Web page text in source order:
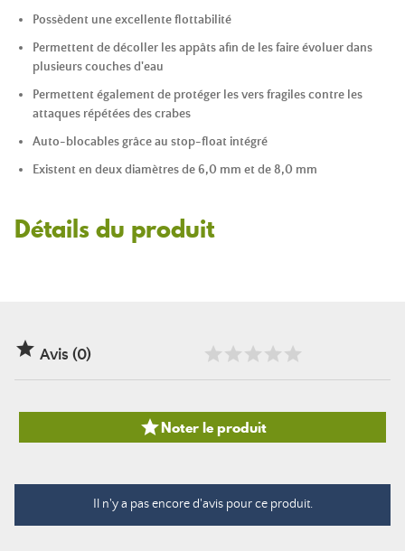
Possèdent une excellente flottabilité
Permettent de décoller les appâts afin de les faire évoluer dans
plusieurs couches d'eau
Permettent également de protéger les vers fragiles contre les
attaques répétées des crabes
Auto-blocables grâce au stop-float intégré
Existent en deux diamètres de 6,0 mm et de 8,0 mm
Détails du produit
 Avis (0)
Noter le produit
Il n'y a pas encore d'avis pour ce produit.